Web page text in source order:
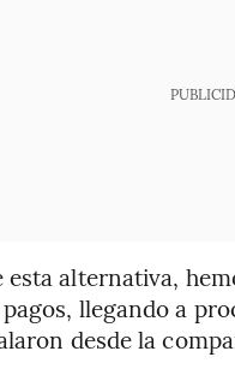
esta alternativa,
llegando a
desde la